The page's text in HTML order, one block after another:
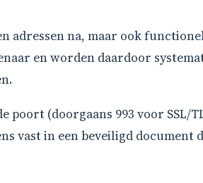
adressen na, maar ook
en worden daardoor
poort (doorgaans 993 voor SSL/
vast in een beveiligd document